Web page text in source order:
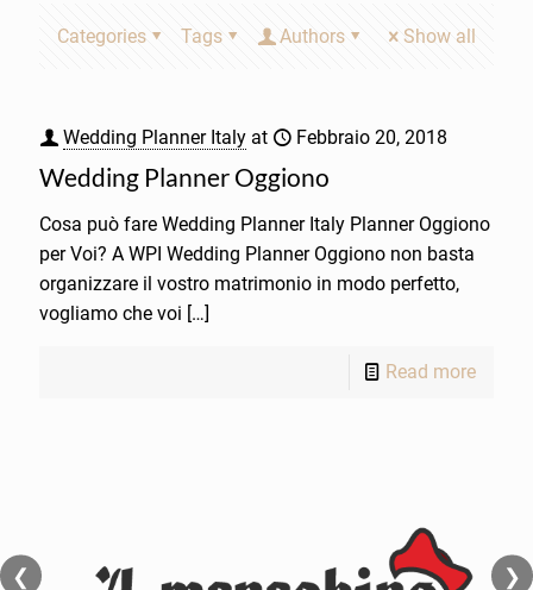
Categories Tags Authors Show all
Wedding Planner Italy at Febbraio 20, 2018
Wedding Planner Oggiono
Cosa può fare Wedding Planner Italy Planner Oggiono
per Voi? A WPI Wedding Planner Oggiono non basta
organizzare il vostro matrimonio in modo perfetto,
vogliamo che voi […]
Read more
❮ ❯